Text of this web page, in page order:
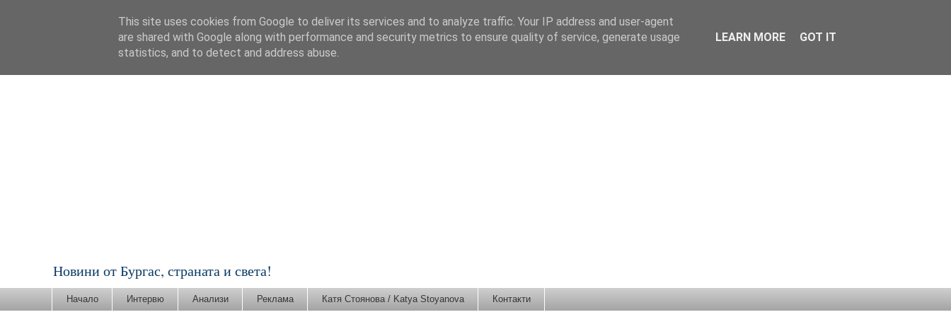
Новини от Бургас, страната и света!
Начало Интервю Анализи Реклама Катя Стоянова / Katya Stoyanova Контакти
This site uses cookies from Google to deliver its services and to analyze traffic. Your IP address and user-agent
are shared with Google along with performance and security metrics to ensure quality of service, generate usage
statistics, and to detect and address abuse.
LEARN MORE GOT IT